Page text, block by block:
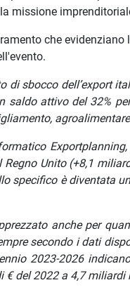
missione
che
di sbocco dell’export
saldo attivo del 32%
Unito (+8,1
specifico è diventata
anche per
secondo i dati
2023-2026
del 2022 a 4,7 miliardi